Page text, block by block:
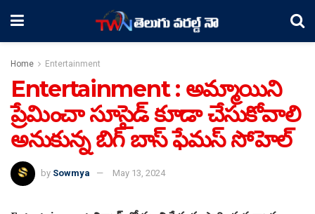
Home Entertainment
Entertainment : అమ్మాయిని
ప్రేమించా సూసైడ్ కూడా చేసుకోవాలి
అనుకున్న బిగ్ బాస్ ఫేమస్ సోహెల్
by Sowmya May 13, 2024